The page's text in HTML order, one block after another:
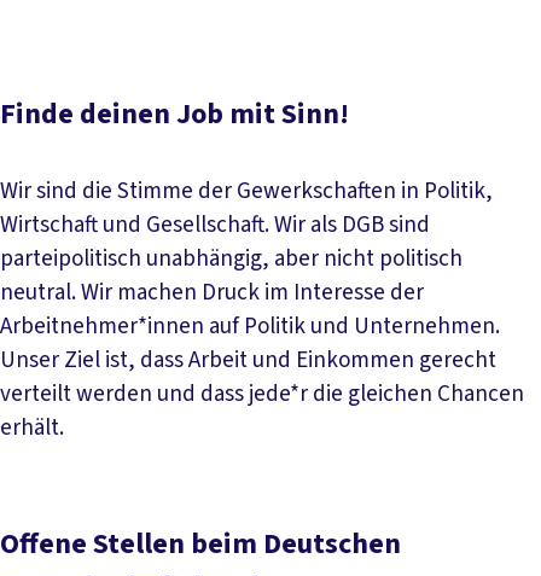
Finde deinen Job mit Sinn!
Wir sind die Stimme der Gewerkschaften in Politik,
Wirtschaft und Gesellschaft. Wir als DGB sind
parteipolitisch unabhängig, aber nicht politisch
neutral. Wir machen Druck im Interesse der
Arbeitnehmer*innen auf Politik und Unternehmen.
Unser Ziel ist, dass Arbeit und Einkommen gerecht
verteilt werden und dass jede*r die gleichen Chancen
erhält.
Offene Stellen beim Deutschen